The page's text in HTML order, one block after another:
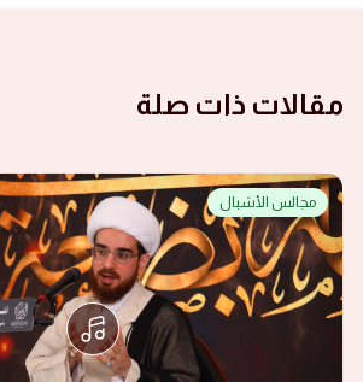
مقالات ذات صلة
مجالس الأشبال